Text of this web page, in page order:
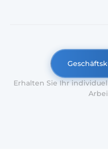
Erhalten Sie Ihr